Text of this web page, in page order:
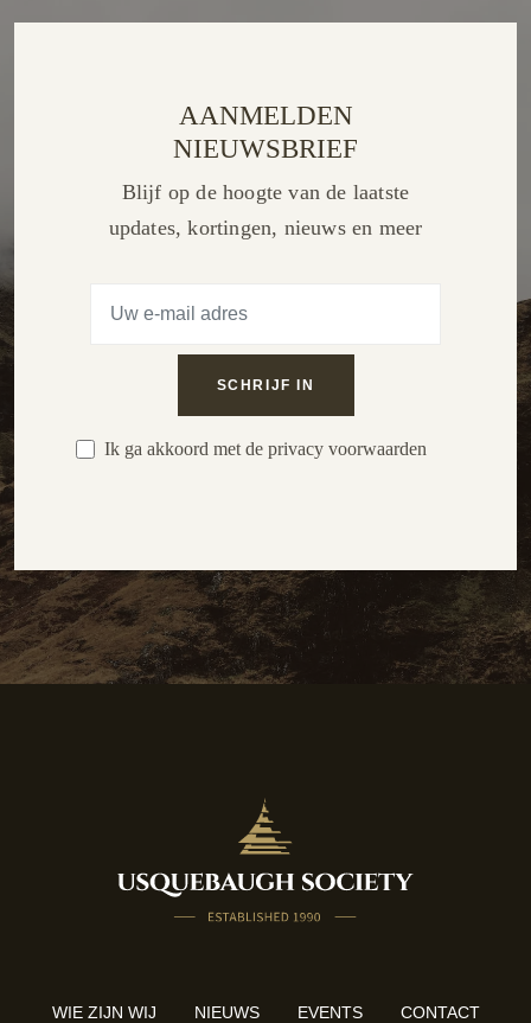
AANMELDEN
NIEUWSBRIEF
Blijf op de hoogte van de laatste
updates, kortingen, nieuws en meer
Ik ga akkoord met de privacy voorwaarden
WIE ZIJN WIJ NIEUWS EVENTS CONTACT